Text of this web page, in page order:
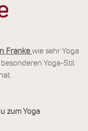
Franke wie sehr Yoga
Yoga-Stil
zum Yoga